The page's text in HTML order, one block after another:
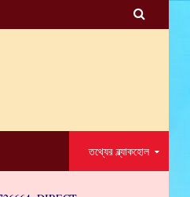

তথ্যের ব্ল্যাকহোল